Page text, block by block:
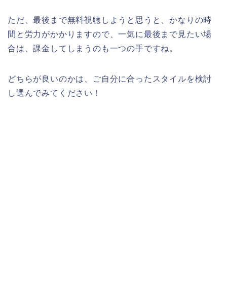
ただ、最後まで無料視聴しようと思うと、かなりの時
間と労力がかかりますので、一気に最後まで見たい場
合は、課金してしまうのも一つの手ですね。
どちらが良いのかは、ご自分に合ったスタイルを検討
し選んでみてください！